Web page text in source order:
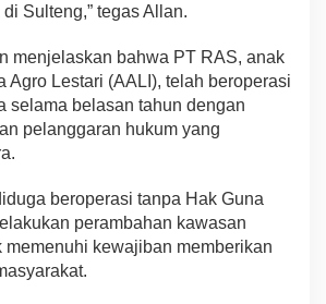
Sulteng,” tegas Allan.
menjelaskan bahwa PT RAS, anak
Agro Lestari (AALI), telah beroperasi
selama belasan tahun dengan
pelanggaran hukum yang
beroperasi tanpa Hak Guna
perambahan kawasan
memenuhi kewajiban memberikan